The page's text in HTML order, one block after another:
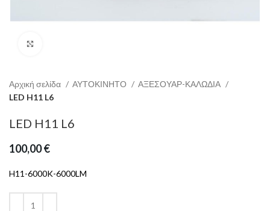
Αρχική σελίδα ΑΥΤΟΚΙΝΗΤΟ
ΑΞΕΣΟΥΑΡ-ΚΑΛΩΔΙΑ
LED H11 L6
LED H11 L6
100,00€
H11-6000K-6000LM